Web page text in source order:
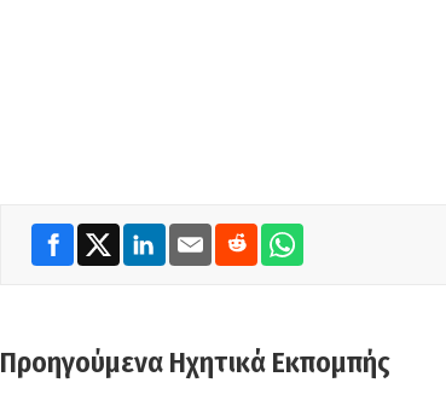
Προηγούμενα Ηχητικά Εκπομπής